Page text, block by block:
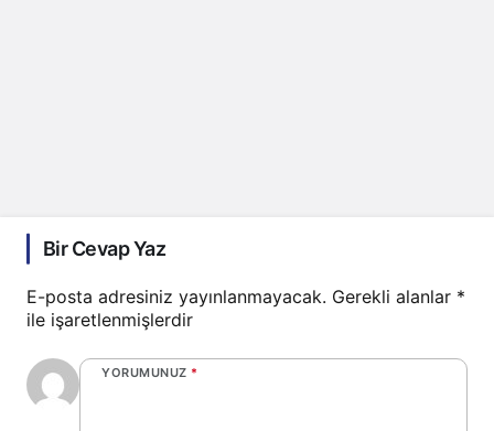
Bir Cevap Yaz
E-posta adresiniz yayınlanmayacak. Gerekli alanlar *
ile işaretlenmişlerdir
YORUMUNUZ *